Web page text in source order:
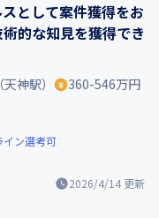
として案件獲得をお
的な知見を獲得でき
2026/4/14 更新
神駅）
360-546万円
イン選考可